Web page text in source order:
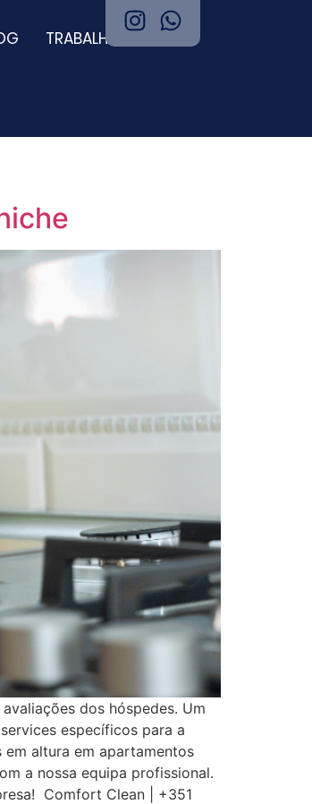
TRABALHE CONOSCO
dos hóspedes. Um
específicos para a
em altura em apartamentos
a nossa equipa profissional.
Comfort Clean | +351